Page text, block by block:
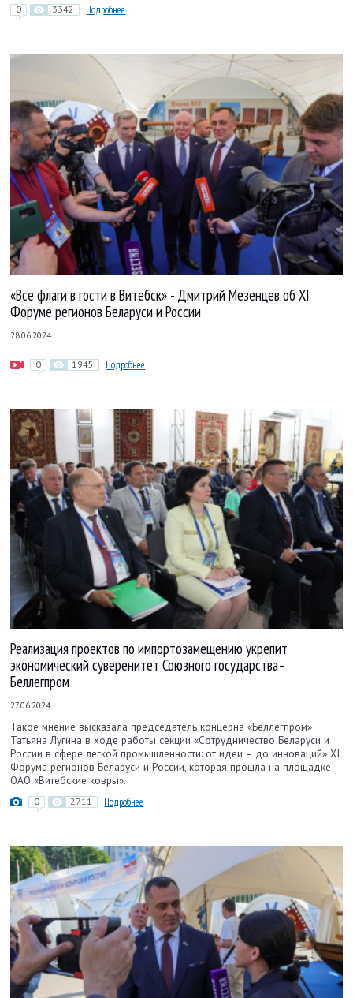
0 3342 Подробнее
«Все флаги в гости в Витебск» - Дмитрий Мезенцев об XI
Форуме регионов Беларуси и России
28.06.2024
0 1945 Подробнее
Реализация проектов по импортозамещению укрепит
экономический суверенитет Союзного государства–
Беллегпром
27.06.2024
Такое мнение высказала председатель концерна «Беллегпром»
Татьяна Лугина в ходе работы секции «Сотрудничество Беларуси и
России в сфере легкой промышленности: от идеи – до инноваций» XI
Форума регионов Беларуси и России, которая прошла на площадке
ОАО «Витебские ковры».
0 2711 Подробнее